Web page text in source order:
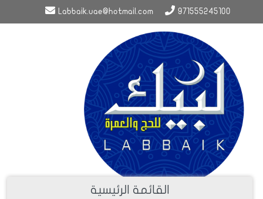
971555245100
Labbaik.uae@hotmail.com
القائمة الرئيسية
معرض الفيديو عنوان الفيديو يكتب هنا